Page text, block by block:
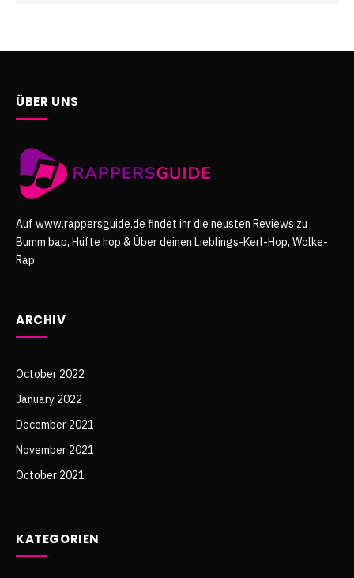
ÜBER UNS
Auf www.rappersguide.de findet ihr die neusten Reviews zu
Bumm bap, Hüfte hop & Über deinen Lieblings-Kerl-Hop, Wolke-
Rap
ARCHIV
October 2022
January 2022
December 2021
November 2021
October 2021
KATEGORIEN